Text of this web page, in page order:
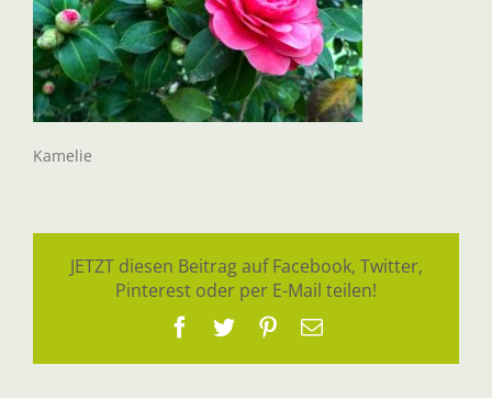
Kamelie
JETZT diesen Beitrag auf Facebook, Twitter,
Pinterest oder per E-Mail teilen!
Facebook
TwitterPinterest
E-